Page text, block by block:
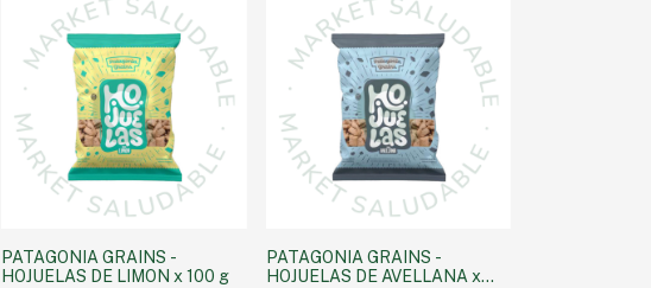
PATAGONIA GRAINS -
HOJUELAS DE LIMON x 100 g
PATAGONIA GRAINS -
HOJUELAS DE AVELLANA x